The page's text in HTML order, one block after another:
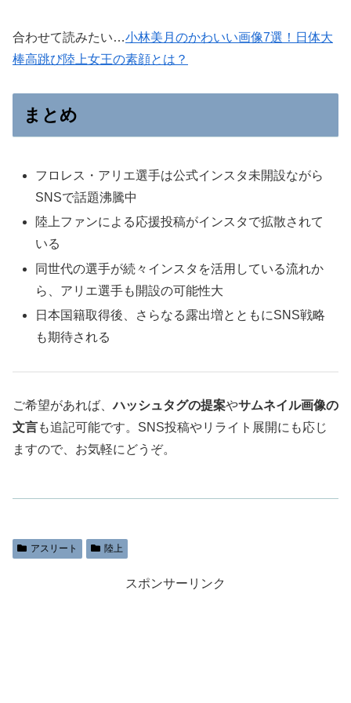
合わせて読みたい…小林美月のかわいい画像7選！日体大
棒高跳び陸上女王の素顔とは？
まとめ
フロレス・アリエ選手は公式インスタ未開設ながら
SNSで話題沸騰中
陸上ファンによる応援投稿がインスタで拡散されて
いる
同世代の選手が続々インスタを活用している流れか
ら、アリエ選手も開設の可能性大
日本国籍取得後、さらなる露出増とともにSNS戦略
も期待される
ご希望があれば、ハッシュタグの提案やサムネイル画像の
文言も追記可能です。SNS投稿やリライト展開にも応じ
ますので、お気軽にどうぞ。
アスリート 陸上
スポンサーリンク